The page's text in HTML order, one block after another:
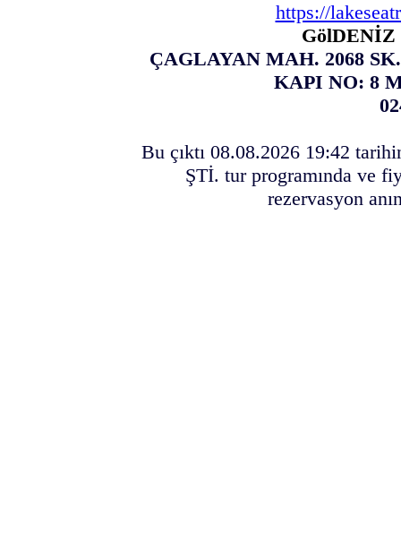
https://
ÇAGLAYAN MAH. 2068
KAPI NO: 8
Bu çıktı 08.08.2026 19:42
ŞTİ. tur programında ve
rezervasyon